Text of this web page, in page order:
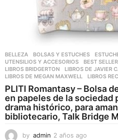
BELLEZA ,BOLSAS Y ESTUCHES ,
UTENSILIOS Y ACCESORIOS
BEST
LIBROS BRIDGERTON
,LIBROS DE JAVIER
LIBROS DE MEGAN MAXWELL
,LIBROS
PLITI Romantasy – Bolsa
en papeles de la sociedad
drama histórico, para
bibliotecario, Talk Bridge
by admin 2 años ago